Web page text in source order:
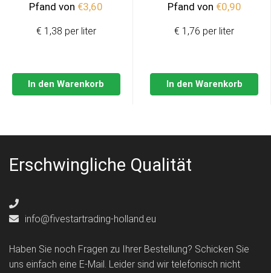
Pfand von €3,60
In den Warenkorb
€ 1,38 per liter
Pfand von €0,90
In den Warenkorb
€ 1,76 per liter
Erschwingliche Qualität
info@fivestartrading-holland.eu
Haben Sie noch Fragen zu Ihrer Bestellung? Schicken Sie
uns einfach eine E-Mail. Leider sind wir telefonisch nicht